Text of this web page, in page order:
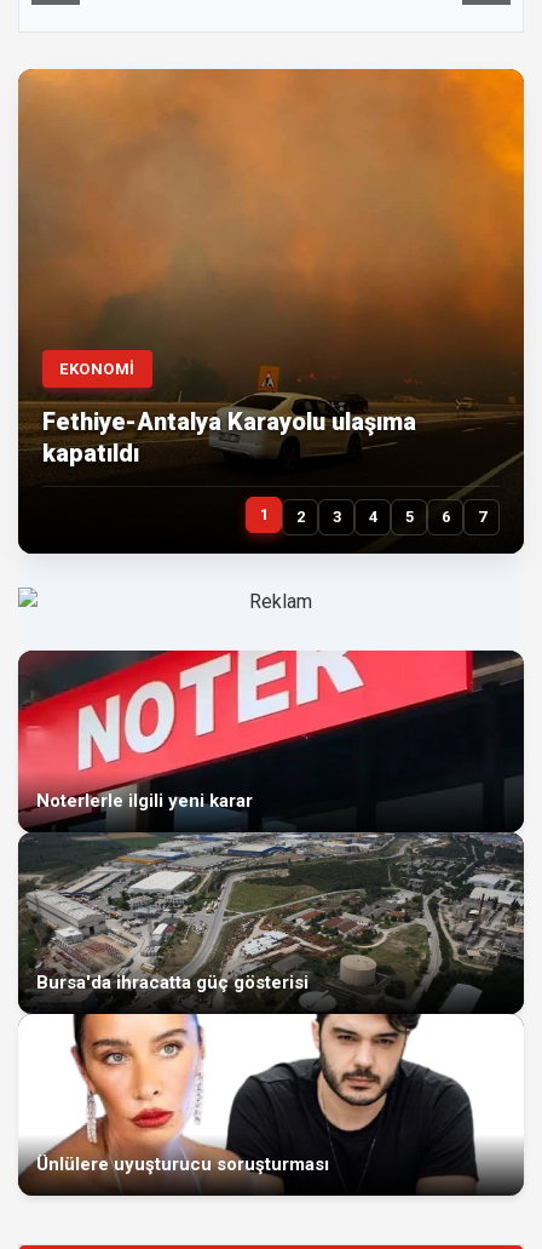
EKONOMİ
Fethiye-Antalya Karayolu ulaşıma
kapatıldı
1 2 3 4 5 6 7
Noterlerle ilgili yeni karar
Bursa'da ihracatta güç gösterisi
Ünlülere uyuşturucu soruşturması